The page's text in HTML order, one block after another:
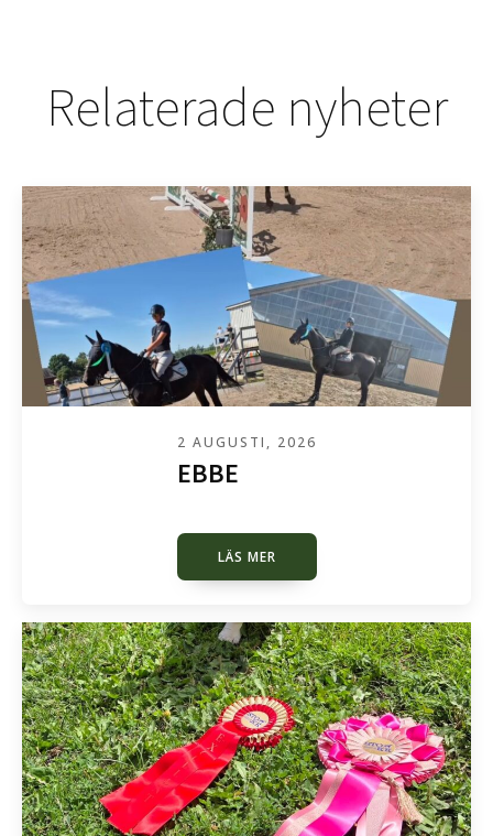
Relaterade nyheter
2 AUGUSTI, 2026
EBBE
LÄS MER